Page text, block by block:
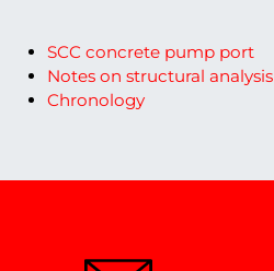
SCC concrete pump port
Notes on structural analysis
Chronology